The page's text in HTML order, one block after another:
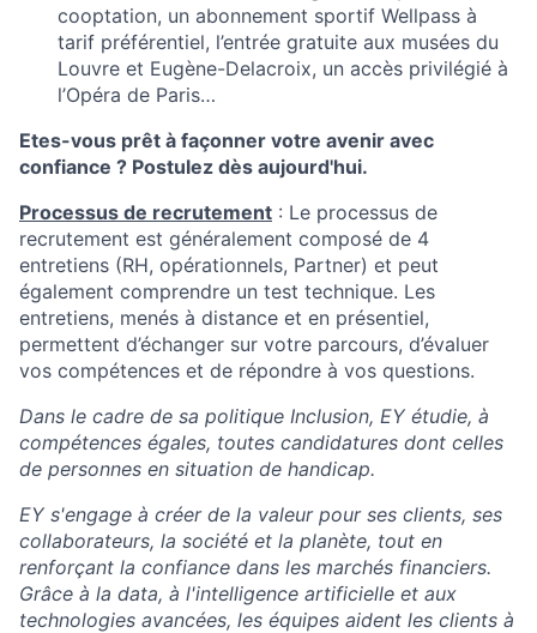
cooptation, un abonnement sportif Wellpass à
tarif préférentiel, l’entrée gratuite aux musées du
Louvre et Eugène-Delacroix, un accès privilégié à
l’Opéra de Paris…
Etes-vous prêt à façonner votre avenir avec
confiance ? Postulez dès aujourd'hui.
Processus de recrutement : Le processus de
recrutement est généralement composé de 4
entretiens (RH, opérationnels, Partner) et peut
également comprendre un test technique. Les
entretiens, menés à distance et en présentiel,
permettent d’échanger sur votre parcours, d’évaluer
vos compétences et de répondre à vos questions.
Dans le cadre de sa politique Inclusion, EY étudie, à
compétences égales, toutes candidatures dont celles
de personnes en situation de handicap.
EY s'engage à créer de la valeur pour ses clients, ses
collaborateurs, la société et la planète, tout en
renforçant la confiance dans les marchés financiers.
Grâce à la data, à l'intelligence artificielle et aux
technologies avancées, les équipes aident les clients à